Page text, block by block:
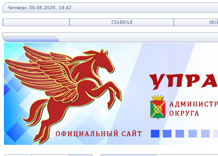
Четверг, 06.08.2026, 19:42
ГЛАВНАЯ